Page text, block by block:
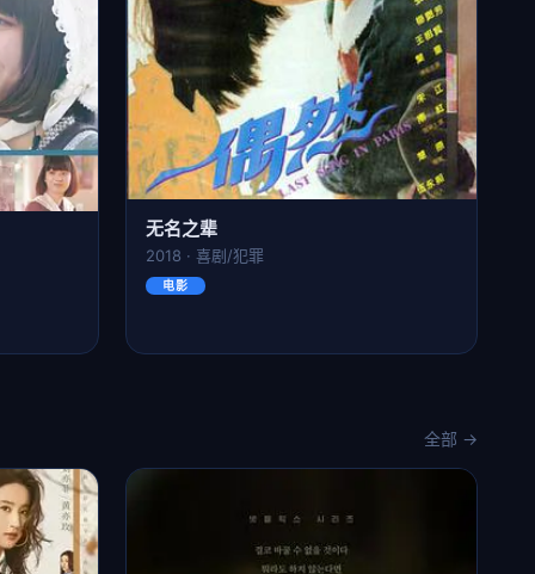
无名之辈
2018 · 喜剧/犯罪
电影
全部 →